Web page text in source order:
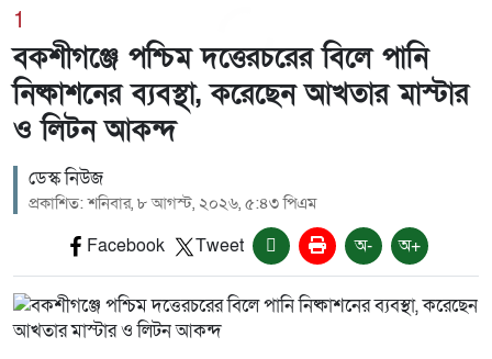
1
বকশীগঞ্জে পশ্চিম দত্তেরচরের বিলে পানি
নিষ্কাশনের ব্যবস্থা, করেছেন আখতার মাস্টার
ও লিটন আকন্দ
ডেস্ক নিউজ
প্রকাশিত: শনিবার, ৮ আগস্ট, ২০২৬, ৫:৪৩ পিএম
Facebook Tweet অ- অ+